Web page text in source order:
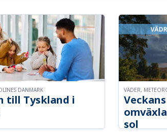
till Tyskland i
DANMARK
sol
VÄDER,